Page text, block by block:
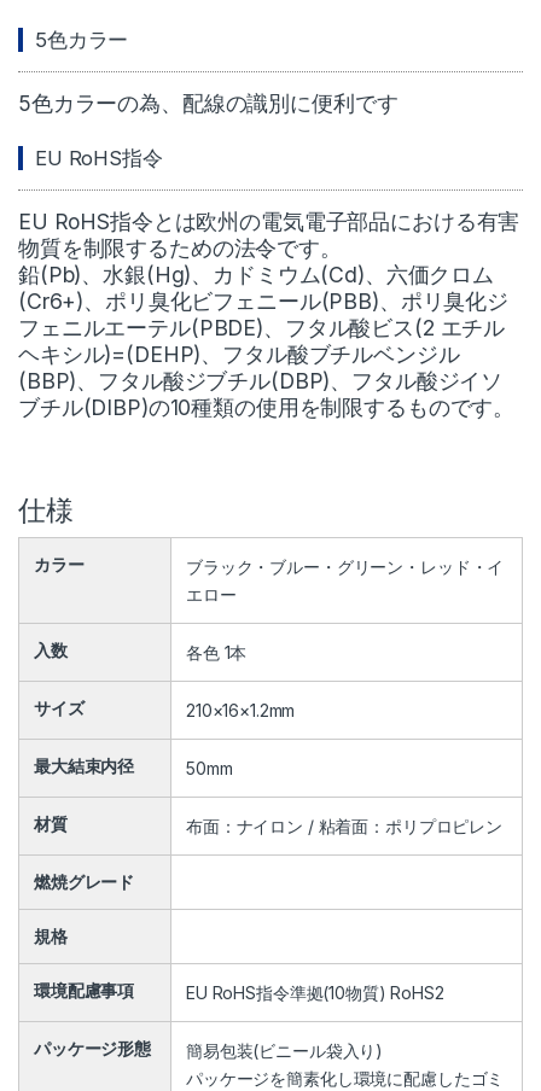
5色カラー
5色カラーの為、配線の識別に便利です
EU RoHS指令
EU RoHS指令とは欧州の電気電子部品における有害
物質を制限するための法令です。
鉛(Pb)、水銀(Hg)、カドミウム(Cd)、六価クロム
(Cr6+)、ポリ臭化ビフェニール(PBB)、ポリ臭化ジ
フェニルエーテル(PBDE)、フタル酸ビス(2 エチル
ヘキシル)=(DEHP)、フタル酸ブチルベンジル
(BBP)、フタル酸ジブチル(DBP)、フタル酸ジイソ
ブチル(DIBP)の10種類の使用を制限するものです。
仕様
カラー
ブラック・ブルー・グリーン・レッド・イ
エロー
入数 各色 1本
サイズ 210×16×1.2mm
最大結束内径 50mm
材質 布面：ナイロン / 粘着面：ポリプロピレン
燃焼グレード
規格
環境配慮事項 EU RoHS指令準拠(10物質) RoHS2
パッケージ形態
簡易包装(ビニール袋入り)
パッケージを簡素化し環境に配慮したゴミ